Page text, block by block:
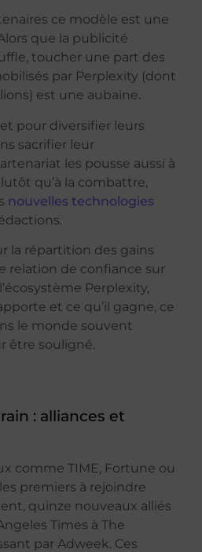
ce modèle est une
que la publicité
toucher une part des
par Perplexity (dont
est une aubaine.
pour diversifier leurs
sacrifier leur
les pousse aussi à
qu’à la combattre,
nouvelles technologies
la répartition des gains
relation de confiance sur
Perplexity,
et ce qu’il gagne, ce
le monde souvent
être souligné.
: alliances et
comme TIME, Fortune ou
premiers à rejoindre
quinze nouveaux alliés
Times à The
par Adweek. Ces